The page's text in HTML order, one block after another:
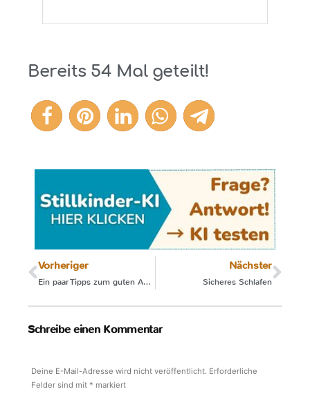
Bereits 54 Mal geteilt!
54
Vorheriger
Ein paar Tipps zum guten Anlegen
Nächster
Sicheres Schlafen
Schreibe einen Kommentar
Deine E-Mail-Adresse wird nicht veröffentlicht. Erforderliche
Felder sind mit * markiert